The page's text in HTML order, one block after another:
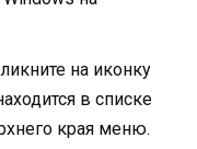
на иконку
в списке
края меню.